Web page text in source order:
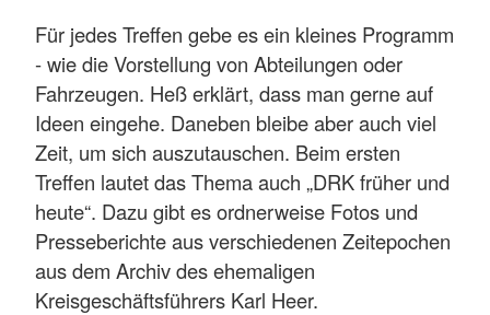
Für jedes Treffen gebe es ein kleines Programm
- wie die Vorstellung von Abteilungen oder
Fahrzeugen. Heß erklärt, dass man gerne auf
Ideen eingehe. Daneben bleibe aber auch viel
Zeit, um sich auszutauschen. Beim ersten
Treffen lautet das Thema auch „DRK früher und
heute“. Dazu gibt es ordnerweise Fotos und
Presseberichte aus verschiedenen Zeitepochen
aus dem Archiv des ehemaligen
Kreisgeschäftsführers Karl Heer.